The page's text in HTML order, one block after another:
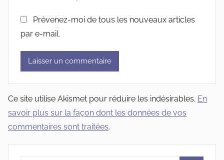
Prévenez-moi de tous les nouveaux articles
par e-mail.
Ce site utilise Akismet pour réduire les indésirables. En
savoir plus sur la façon dont les données de vos
commentaires sont traitées.